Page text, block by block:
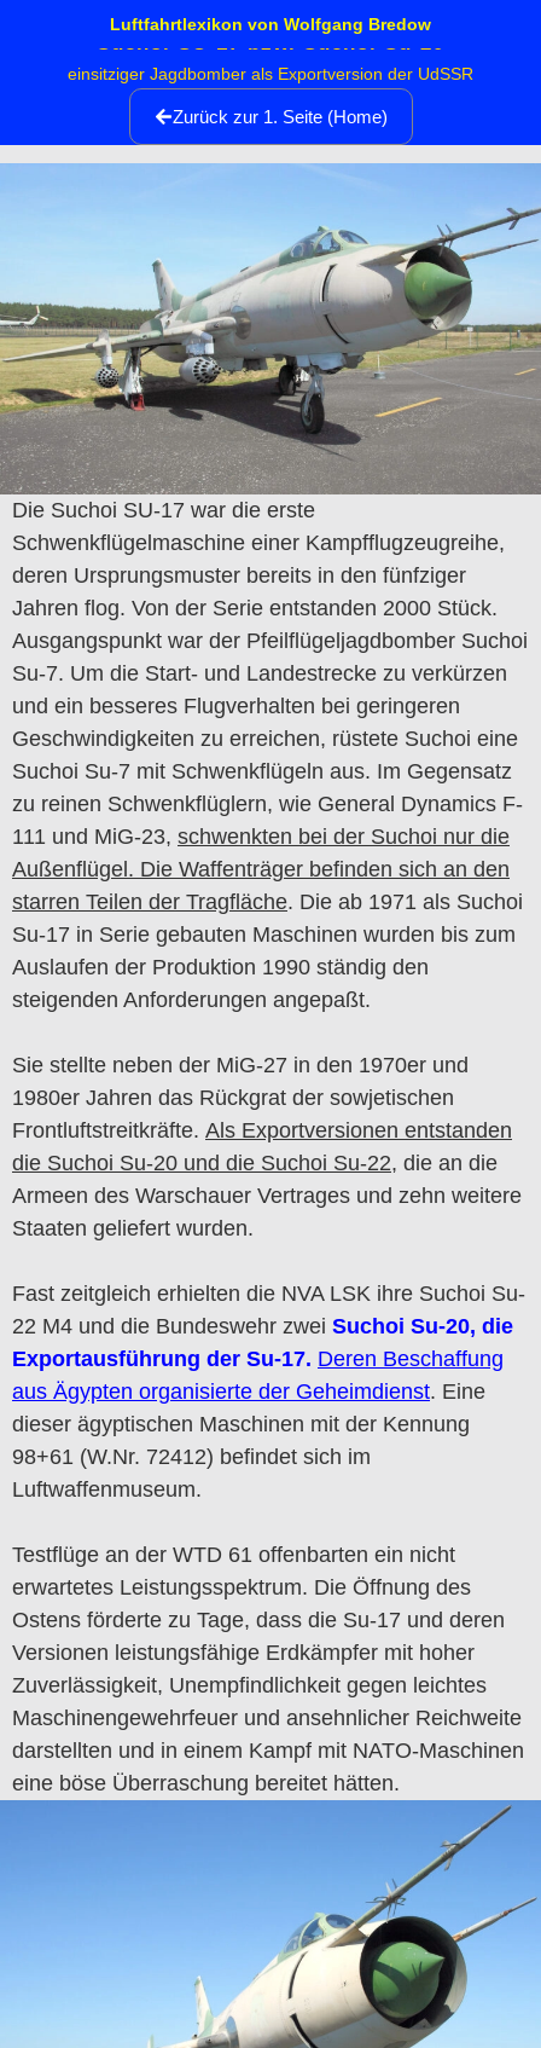
Luftfahrtlexikon von Wolfgang Bredow
Suchoi SU-17 bzw. Suchoi Su-20
einsitziger Jagdbomber als Exportversion der UdSSR
Zurück zur 1. Seite (Home)
Die Suchoi SU-17 war die erste
Schwenkflügelmaschine einer Kampfflugzeugreihe,
deren Ursprungsmuster bereits in den fünfziger
Jahren flog. Von der Serie entstanden 2000 Stück.
Ausgangspunkt war der Pfeilflügeljagdbomber Suchoi
Su-7. Um die Start- und Landestrecke zu verkürzen
und ein besseres Flugverhalten bei geringeren
Geschwindigkeiten zu erreichen, rüstete Suchoi eine
Suchoi Su-7 mit Schwenkflügeln aus. Im Gegensatz
zu reinen Schwenkflüglern, wie General Dynamics F-
111 und MiG-23, schwenkten bei der Suchoi nur die
Außenflügel. Die Waffenträger befinden sich an den
starren Teilen der Tragfläche. Die ab 1971 als Suchoi
Su-17 in Serie gebauten Maschinen wurden bis zum
Auslaufen der Produktion 1990 ständig den
steigenden Anforderungen angepaßt.
Sie stellte neben der MiG-27 in den 1970er und
1980er Jahren das Rückgrat der sowjetischen
Frontluftstreitkräfte. Als Exportversionen entstanden
die Suchoi Su-20 und die Suchoi Su-22, die an die
Armeen des Warschauer Vertrages und zehn weitere
Staaten geliefert wurden.
Fast zeitgleich erhielten die NVA LSK ihre Suchoi Su-
22 M4 und die Bundeswehr zwei Suchoi Su-20, die
Exportausführung der Su-17. Deren Beschaffung
aus Ägypten organisierte der Geheimdienst. Eine
dieser ägyptischen Maschinen mit der Kennung
98+61 (W.Nr. 72412) befindet sich im
Luftwaffenmuseum.
Testflüge an der WTD 61 offenbarten ein nicht
erwartetes Leistungsspektrum. Die Öffnung des
Ostens förderte zu Tage, dass die Su-17 und deren
Versionen leistungsfähige Erdkämpfer mit hoher
Zuverlässigkeit, Unempfindlichkeit gegen leichtes
Maschinengewehrfeuer und ansehnlicher Reichweite
darstellten und in einem Kampf mit NATO-Maschinen
eine böse Überraschung bereitet hätten.